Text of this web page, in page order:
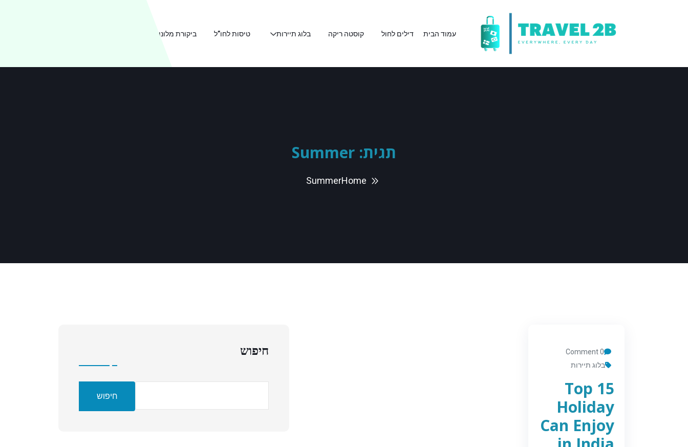
עמוד הבית דילים לחול קוסטה ריקה בלוג תיירות טיסות לחו”ל ביקורת מלונות
תגית: Summer
Home
Summer
0 Comment
בלוג תיירות
Top 15
Holiday
Can Enjoy
חיפוש
חיפוש